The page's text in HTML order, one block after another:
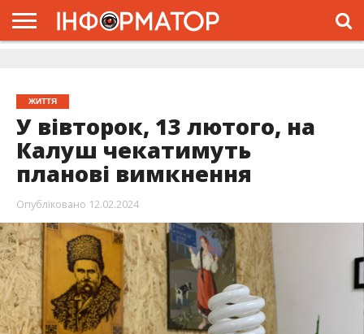
ЖИТТЯ
У вівторок, 13 лютого, на
Калуш чекатимуть
планові вимкнення
Опубліковано 12.02.2024